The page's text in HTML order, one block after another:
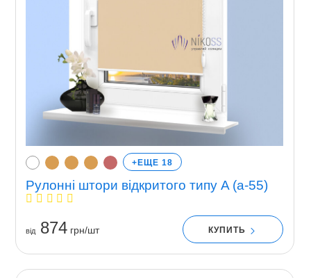
+ЕЩЕ 18
Рулонні штори відкритого типу A (a-55)
вiд874грн/шт КУПИТЬ